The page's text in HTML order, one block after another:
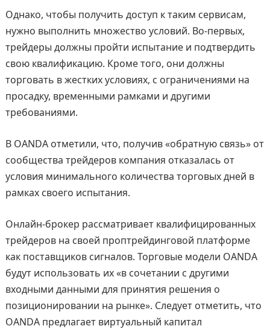
Однако, чтобы получить доступ к таким сервисам,
нужно выполнить множество условий. Во-первых,
трейдеры должны пройти испытание и подтвердить
свою квалификацию. Кроме того, они должны
торговать в жестких условиях, с ограничениями на
просадку, временными рамками и другими
требованиями.
В OANDA отметили, что, получив «обратную связь» от
сообщества трейдеров компания отказалась от
условия минимального количества торговых дней в
рамках своего испытания.
Онлайн-брокер рассматривает квалифицированных
трейдеров на своей проптрейдинговой платформе
как поставщиков сигналов. Торговые модели OANDA
будут использовать их «в сочетании с другими
входными данными для принятия решения о
позиционировании на рынке». Следует отметить, что
OANDA предлагает виртуальный капитал